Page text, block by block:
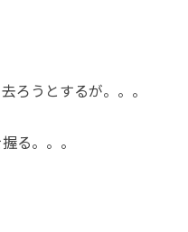
ろうとするが。。。
る。。。